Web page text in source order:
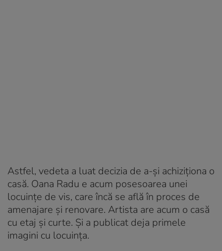
Astfel, vedeta a luat decizia de a-și achiziționa o
casă. Oana Radu e acum posesoarea unei
locuințe de vis, care încă se află în proces de
amenajare și renovare. Artista are acum o casă
cu etaj și curte. Și a publicat deja primele
imagini cu locuința.